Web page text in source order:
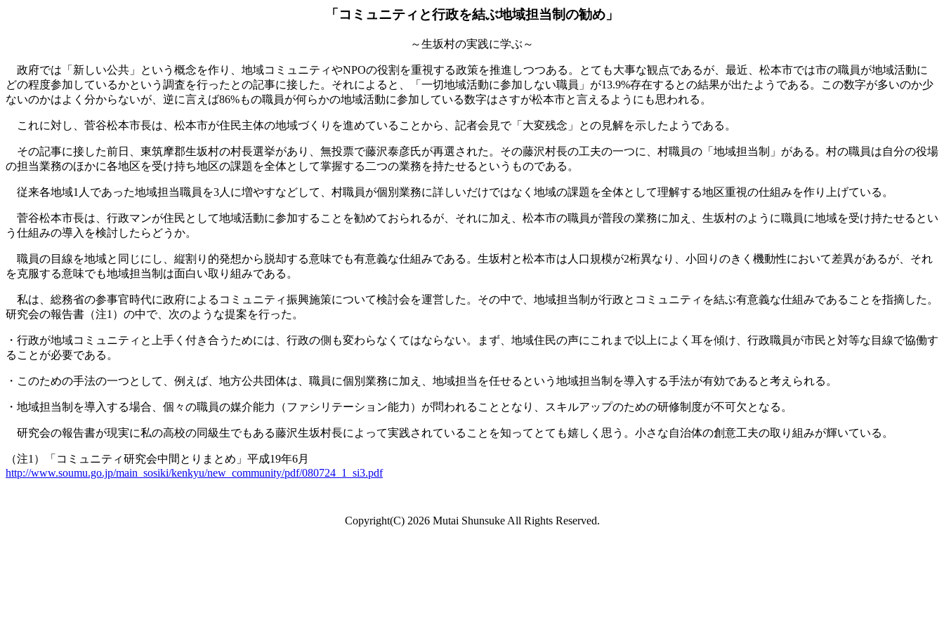
「コミュニティと行政を結ぶ地域担当制の勧め」
～生坂村の実践に学ぶ～
政府では「新しい公共」という概念を作り、地域コミュニティやNPOの役割を重視する政策を推進しつつある。とても大事な観点であるが、最近、松本市では市の職員が地域活動に
どの程度参加しているかという調査を行ったとの記事に接した。それによると、「一切地域活動に参加しない職員」が13.9%存在するとの結果が出たようである。この数字が多いのか少
ないのかはよく分からないが、逆に言えば86%もの職員が何らかの地域活動に参加している数字はさすが松本市と言えるようにも思われる。
これに対し、菅谷松本市長は、松本市が住民主体の地域づくりを進めていることから、記者会見で「大変残念」との見解を示したようである。
その記事に接した前日、東筑摩郡生坂村の村長選挙があり、無投票で藤沢泰彦氏が再選された。その藤沢村長の工夫の一つに、村職員の「地域担当制」がある。村の職員は自分の役場
の担当業務のほかに各地区を受け持ち地区の課題を全体として掌握する二つの業務を持たせるというものである。
従来各地域1人であった地域担当職員を3人に増やすなどして、村職員が個別業務に詳しいだけではなく地域の課題を全体として理解する地区重視の仕組みを作り上げている。
菅谷松本市長は、行政マンが住民として地域活動に参加することを勧めておられるが、それに加え、松本市の職員が普段の業務に加え、生坂村のように職員に地域を受け持たせるとい
う仕組みの導入を検討したらどうか。
職員の目線を地域と同じにし、縦割り的発想から脱却する意味でも有意義な仕組みである。生坂村と松本市は人口規模が2桁異なり、小回りのきく機動性において差異があるが、それ
を克服する意味でも地域担当制は面白い取り組みである。
私は、総務省の参事官時代に政府によるコミュニティ振興施策について検討会を運営した。その中で、地域担当制が行政とコミュニティを結ぶ有意義な仕組みであることを指摘した。
研究会の報告書（注1）の中で、次のような提案を行った。
・行政が地域コミュニティと上手く付き合うためには、行政の側も変わらなくてはならない。まず、地域住民の声にこれまで以上によく耳を傾け、行政職員が市民と対等な目線で協働す
ることが必要である。
・このための手法の一つとして、例えば、地方公共団体は、職員に個別業務に加え、地域担当を任せるという地域担当制を導入する手法が有効であると考えられる。
・地域担当制を導入する場合、個々の職員の媒介能力（ファシリテーション能力）が問われることとなり、スキルアップのための研修制度が不可欠となる。
研究会の報告書が現実に私の高校の同級生でもある藤沢生坂村長によって実践されていることを知ってとても嬉しく思う。小さな自治体の創意工夫の取り組みが輝いている。
（注1）「コミュニティ研究会中間とりまとめ」平成19年6月
http://www.soumu.go.jp/main_sosiki/kenkyu/new_community/pdf/080724_1_si3.pdf
Copyright(C) 2026 Mutai Shunsuke All Rights Reserved.